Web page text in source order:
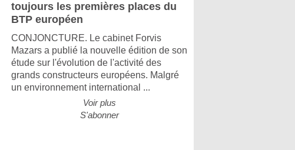
toujours les premières places du
BTP européen
CONJONCTURE. Le cabinet Forvis
Mazars a publié la nouvelle édition de son
étude sur l'évolution de l'activité des
grands constructeurs européens. Malgré
un environnement international ...
Voir plus
S'abonner